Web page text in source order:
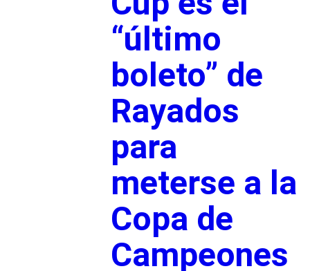
“último
boleto” de
Rayados
para
meterse a la
Copa de
Campeones